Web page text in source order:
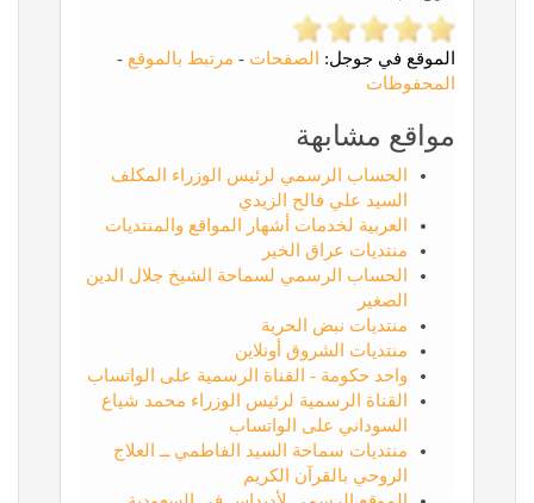
الموقع في جوجل: الصفحات - مرتبط بالموقع -
المحفوظات
مواقع مشابهة
الحساب الرسمي لرئيس الوزراء المكلف
السيد علي فالح الزيدي
العربية لخدمات أشهار المواقع والمنتديات
منتديات عراق الخير
الحساب الرسمي لسماحة الشيخ جلال الدين
الصغير
منتديات نبض الحرية
منتديات الشروق أونلاين
واحد حكومة - القناة الرسمية على الواتساب
القناة الرسمية لرئيس الوزراء محمد شياع
السوداني على الواتساب
منتديات سماحة السيد الفاطمي ــ العلاج
الروحي بالقرآن الكريم